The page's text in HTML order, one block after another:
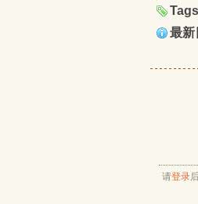
最新
请登录